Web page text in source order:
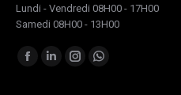
Lundi - Vendredi 08H00 - 17H00
Samedi 08H00 - 13H00
Trouvez nous sur :
Facebook
LinkedInInstagramWhatsapp